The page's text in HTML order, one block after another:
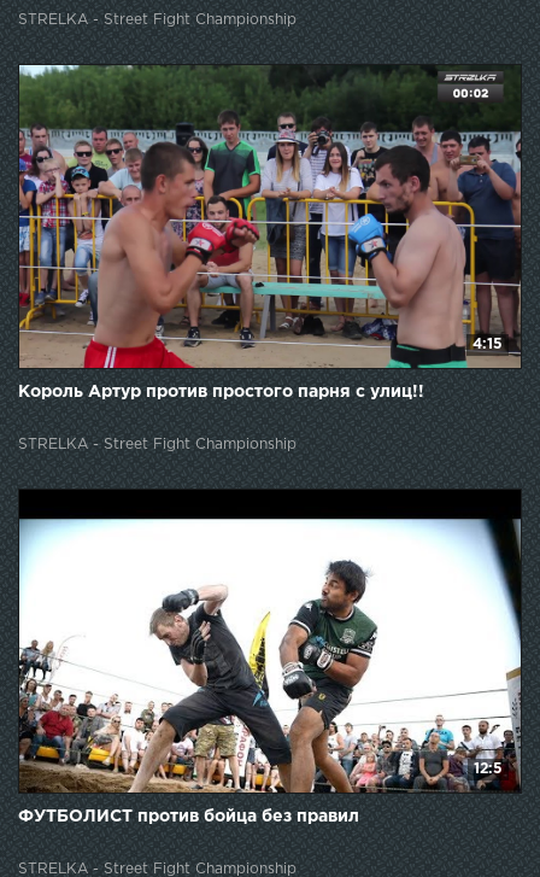
STRELKA - Street Fight Championship
4:15
Король Артур против простого парня с улиц!!
STRELKA - Street Fight Championship
12:5
ФУТБОЛИСТ против бойца без правил
STRELKA - Street Fight Championship